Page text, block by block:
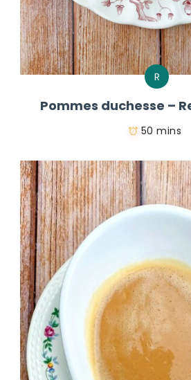
R
Pommes duchesse –
50 mins